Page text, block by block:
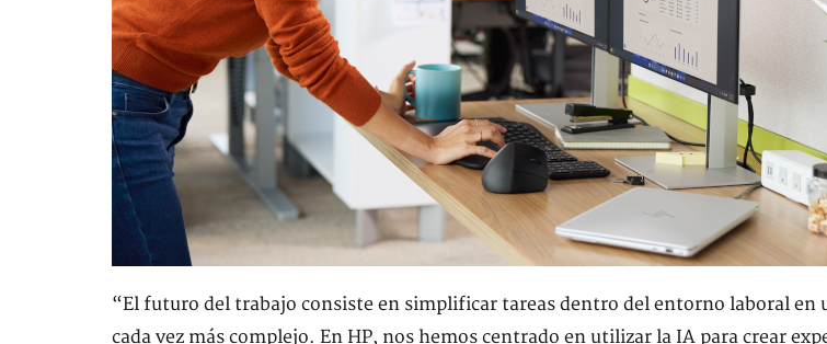
“El futuro del trabajo consiste en simplificar tareas dentro del entorno laboral en
cada vez más complejo. En HP, nos hemos centrado en utilizar la IA para crear